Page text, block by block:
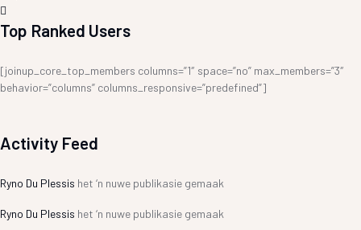
Top Ranked Users
[joinup_core_top_members columns=”1″ space=”no” max_members=”3″
behavior=”columns” columns_responsive=”predefined”]
Activity Feed
Ryno Du Plessis het ‘n nuwe publikasie gemaak
Ryno Du Plessis het ‘n nuwe publikasie gemaak